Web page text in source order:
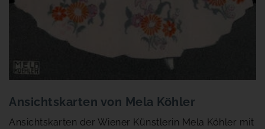
Ansichtskarten von Mela Köhler
Ansichtskarten der Wiener Künstlerin Mela Köhler mit